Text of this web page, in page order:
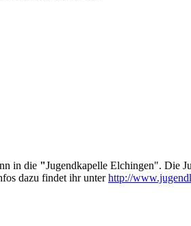
in die "Jugendkapelle Elchingen". Die
dazu findet ihr unterhttp://